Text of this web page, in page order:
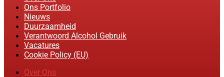
Ons Portfolio
Nieuws
Duurzaamheid
Verantwoord Alcohol Gebruik
Vacatures
Cookie Policy (EU)
Over Ons